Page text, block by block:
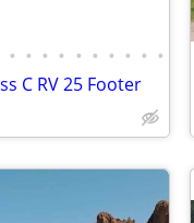
• • • • • • • • • •
C RV 25 Footer